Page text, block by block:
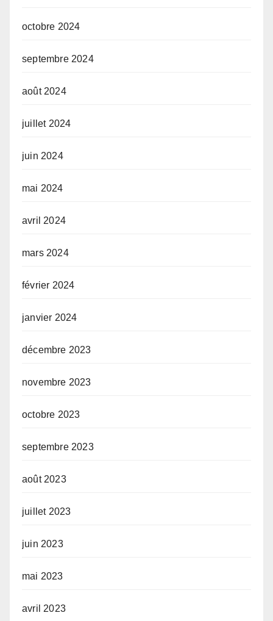
octobre 2024
septembre 2024
août 2024
juillet 2024
juin 2024
mai 2024
avril 2024
mars 2024
février 2024
janvier 2024
décembre 2023
novembre 2023
octobre 2023
septembre 2023
août 2023
juillet 2023
juin 2023
mai 2023
avril 2023